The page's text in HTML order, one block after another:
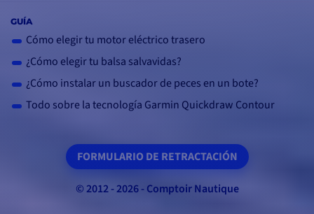
GUÍA
Cómo elegir tu motor eléctrico trasero
¿Cómo elegir tu balsa salvavidas?
¿Cómo instalar un buscador de peces en un bote?
Todo sobre la tecnología Garmin Quickdraw Contour
FORMULARIO DE RETRACTACIÓN
© 2012 - 2026 - Comptoir Nautique